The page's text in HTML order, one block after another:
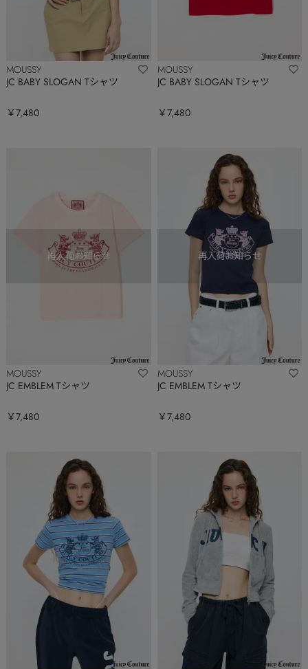
MOUSSY
JC BABY SLOGAN Tシャツ
￥7,480
MOUSSY
JC BABY SLOGAN Tシャツ
￥7,480
MOUSSY
JC EMBLEM Tシャツ
￥7,480
MOUSSY
JC EMBLEM Tシャツ
￥7,480